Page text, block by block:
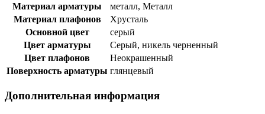
Материал арматуры
металл, Металл
Материал плафонов
Хрусталь
Основной цвет
серый
Цвет арматуры
Серый, никель черненный
Цвет плафонов
Неокрашенный
Поверхность арматуры глянцевый
Дополнительная информация